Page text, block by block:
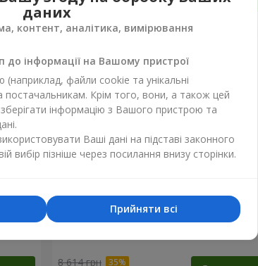
8 614 грн
даних
контент, аналітика, вимірювання
до інформації на Вашому пристрої
файли cookie та унікальні
постачальникам. Крім того, вони, а також цей
інформацію з Вашого пристрою та
Ваші дані на підставі законного
вибір пізніше через посилання внизу сторінки.
Прийняти всі